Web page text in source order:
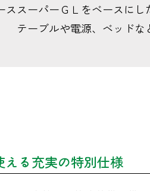
ススーパーＧＬをベースにし
テーブルや電源、ベッドな
る充実の特別仕様